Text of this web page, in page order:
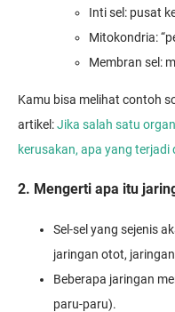
Inti sel: pusat
Mitokondria:
Membran sel:
Kamu bisa melihat contoh
artikel:Jika salah satu
kerusakan, apa yang
2. Mengerti apa itu
Sel-sel yang sejenis
jaringan otot,
Beberapa jaringan
paru-paru).